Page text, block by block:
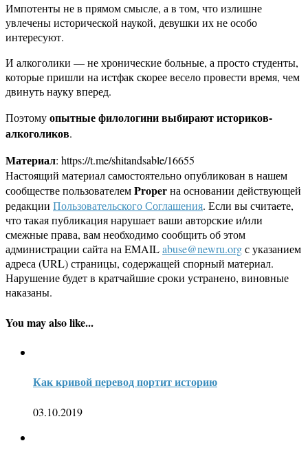
Импотенты не в прямом смысле, а в том, что излишне
увлечены исторической наукой, девушки их не особо
интересуют.
И алкоголики — не хронические больные, а просто студенты,
которые пришли на истфак скорее весело провести время, чем
двинуть науку вперед.
Поэтомуопытные филологини выбирают историков-
алкоголиков.
Материал: https://t.me/shitandsable/16655
Настоящий материал самостоятельно опубликован в нашем
сообществе пользователемProperна основании действующей
редакции Пользовательского Соглашения. Если вы считаете,
что такая публикация нарушает ваши авторские и/или
смежные права, вам необходимо сообщить об этом
администрации сайта на EMAILabuse@newru.orgс указанием
адреса (URL) страницы, содержащей спорный материал.
Нарушение будет в кратчайшие сроки устранено, виновные
наказаны.
You may also like...
Как кривой перевод портит историю
03.10.2019